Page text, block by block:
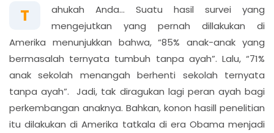
T
ahukah Anda… Suatu hasil survei yang
mengejutkan yang pernah dillakukan di
Amerika menunjukkan bahwa, “85% anak-anak yang
bermasalah ternyata tumbuh tanpa ayah”. Lalu, “71%
anak sekolah menangah berhenti sekolah ternyata
tanpa ayah”. Jadi, tak diragukan lagi peran ayah bagi
perkembangan anaknya. Bahkan, konon hasill penelitian
itu dilakukan di Amerika tatkala di era Obama menjadi